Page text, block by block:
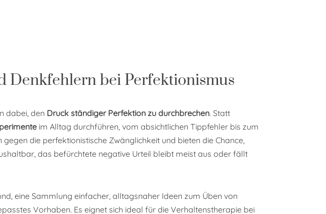
Denkfehlern bei Perfektionismus
dabei, den Druck ständiger Perfektion zu durchbrechen. Statt
im Alltag durchführen, vom absichtlichen Tippfehler bis zum
die perfektionistische Zwänglichkeit und bieten die Chance,
das befürchtete negative Urteil bleibt meist aus oder fällt
eine Sammlung einfacher, alltagsnaher Ideen zum Üben von
Vorhaben. Es eignet sich ideal für die Verhaltenstherapie bei